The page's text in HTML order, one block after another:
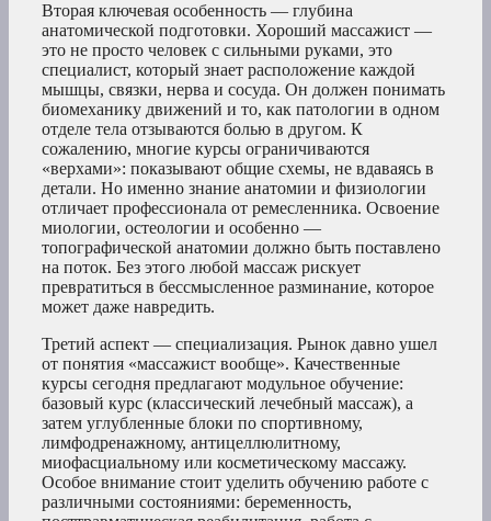
Вторая ключевая особенность — глубина
анатомической подготовки. Хороший массажист —
это не просто человек с сильными руками, это
специалист, который знает расположение каждой
мышцы, связки, нерва и сосуда. Он должен понимать
биомеханику движений и то, как патологии в одном
отделе тела отзываются болью в другом. К
сожалению, многие курсы ограничиваются
«верхами»: показывают общие схемы, не вдаваясь в
детали. Но именно знание анатомии и физиологии
отличает профессионала от ремесленника. Освоение
миологии, остеологии и особенно —
топографической анатомии должно быть поставлено
на поток. Без этого любой массаж рискует
превратиться в бессмысленное разминание, которое
может даже навредить.
Третий аспект — специализация. Рынок давно ушел
от понятия «массажист вообще». Качественные
курсы сегодня предлагают модульное обучение:
базовый курс (классический лечебный массаж), а
затем углубленные блоки по спортивному,
лимфодренажному, антицеллюлитному,
миофасциальному или косметическому массажу.
Особое внимание стоит уделить обучению работе с
различными состояниями: беременность,